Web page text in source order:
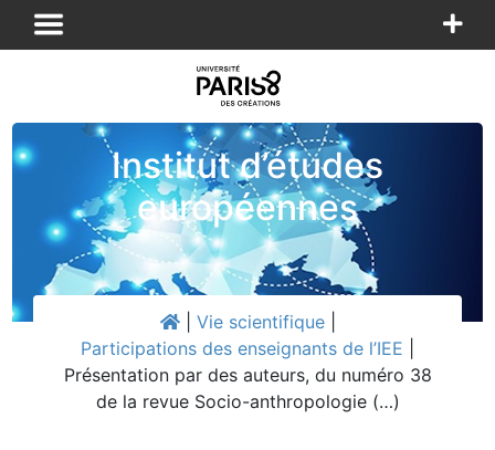
Panneau de gestion des cookies
Institut d’études
européennes
Vie scientifique
Participations des enseignants de l’IEE
Présentation par des auteurs, du numéro 38
de la revue Socio-anthropologie (…)